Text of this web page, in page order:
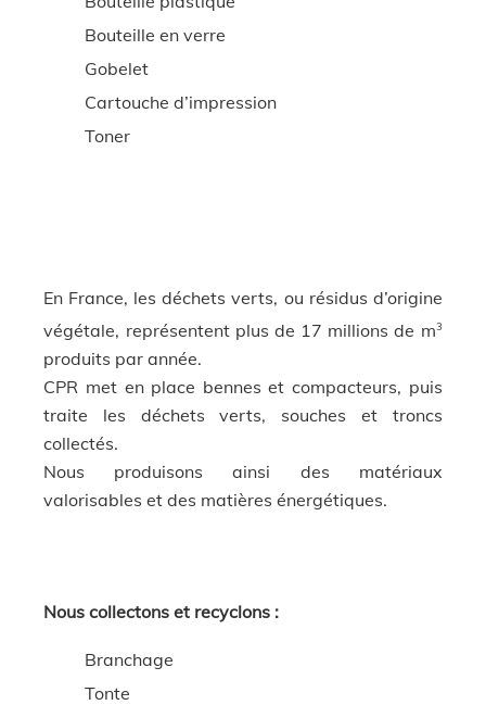
Bouteille en verre
Gobelet
Cartouche d’impression
Toner
En France, les déchets verts, ou résidus d’origine
végétale, représentent plus de 17 millions de m3
produits par année.
CPR met en place bennes et compacteurs, puis
traite les déchets verts, souches et troncs
collectés.
Nous produisons ainsi des matériaux
valorisables et des matières énergétiques.
Nous collectons et recyclons :
Branchage
Tonte